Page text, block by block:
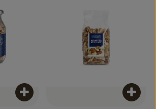
Produkt zum Warenkorb hinzufügen